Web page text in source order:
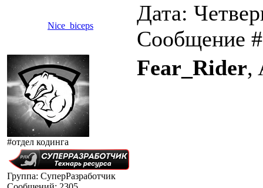
Nice_biceps
Дата:
Сообщение
#отдел кодинга
Группа: СуперРазработчик
Fear_Rider,